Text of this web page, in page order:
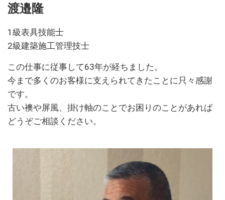
渡邉隆
1級表具技能士
2級建築施工管理技士
この仕事に従事して63年が経ちました。
今まで多くのお客様に支えられてきたことに只々感謝
です。
古い襖や屏風、掛け軸のことでお困りのことがあれば
どうぞご相談ください。